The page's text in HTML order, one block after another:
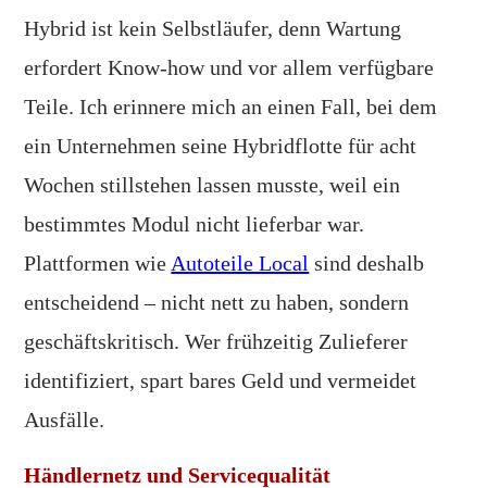
Hybrid ist kein Selbstläufer, denn Wartung
erfordert Know-how und vor allem verfügbare
Teile. Ich erinnere mich an einen Fall, bei dem
ein Unternehmen seine Hybridflotte für acht
Wochen stillstehen lassen musste, weil ein
bestimmtes Modul nicht lieferbar war.
Plattformen wie Autoteile Local sind deshalb
entscheidend – nicht nett zu haben, sondern
geschäftskritisch. Wer frühzeitig Zulieferer
identifiziert, spart bares Geld und vermeidet
Ausfälle.
Händlernetz und Servicequalität